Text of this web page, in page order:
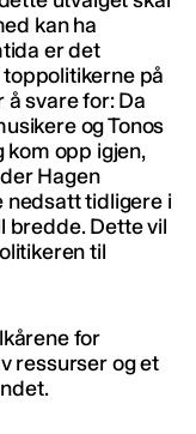
kan ha
er det
på
svare for: Da
og Tonos
kom opp igjen,
Hagen
nedsatt tidligere i
bredde. Dette vil
til
for
ressurser og et